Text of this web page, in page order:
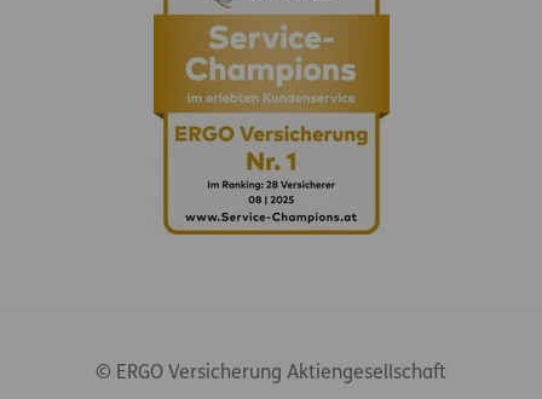
© ERGO Versicherung Aktiengesellschaft